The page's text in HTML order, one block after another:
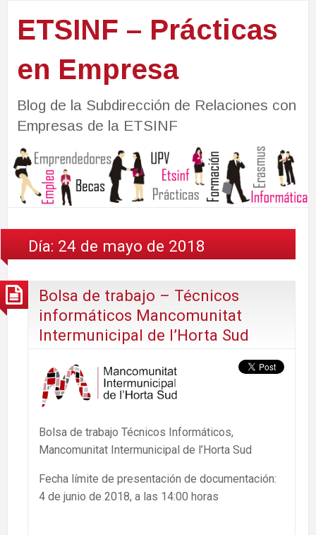
ETSINF – Prácticas
en Empresa
Blog de la Subdirección de Relaciones con
Empresas de la ETSINF
Día: 24 de mayo de 2018
Bolsa de trabajo – Técnicos
informáticos Mancomunitat
Intermunicipal de l’Horta Sud
Bolsa de trabajo Técnicos Informáticos,
Mancomunitat Intermunicipal de l’Horta Sud
Fecha límite de presentación de documentación:
4 de junio de 2018, a las 14:00 horas